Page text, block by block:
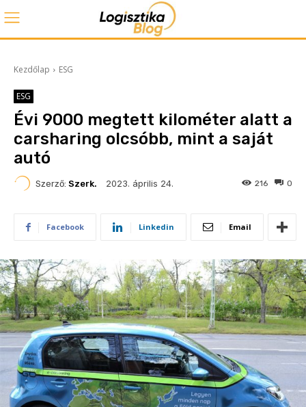
Kezdőlap ESG
ESG
Évi 9000 megtett kilométer alatt a
carsharing olcsóbb, mint a saját
autó
Szerző: Szerk. 2023. április 24. 0
216
Facebook Linkedin Email